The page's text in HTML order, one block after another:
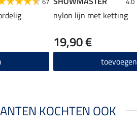
nylon lijn met ketting
19,90 €
toevoegen
KOCHTEN OOK